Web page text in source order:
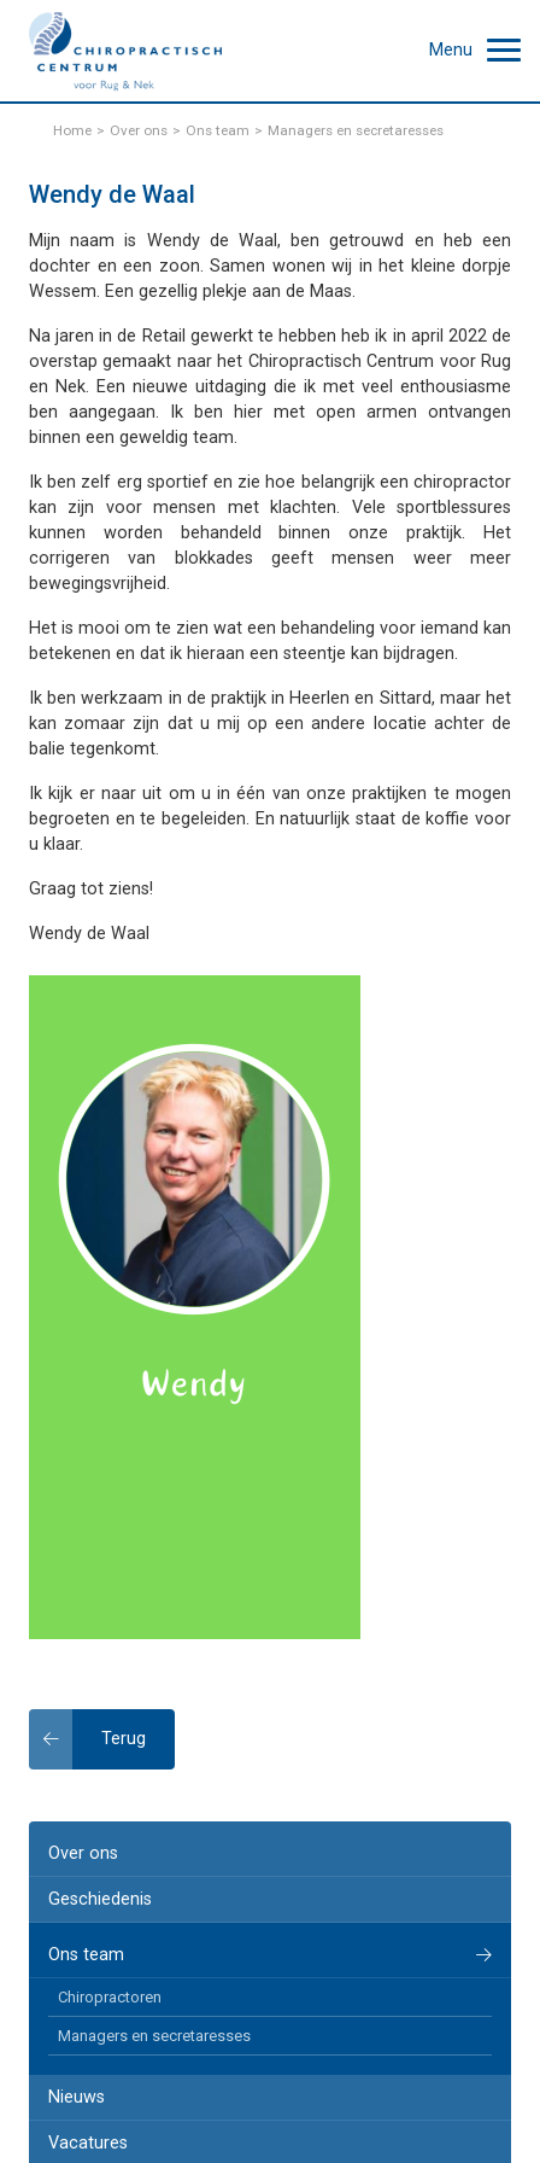
Menu
Home Over ons Ons team Managers en secretaresses
Over ons
Geschiedenis
Ons team
Chiropractoren
Managers en secretaresses
Nieuws
Vacatures
Wendy de Waal
Mijn naam is Wendy de Waal, ben getrouwd en heb een
dochter en een zoon. Samen wonen wij in het kleine dorpje
Wessem. Een gezellig plekje aan de Maas.
Na jaren in de Retail gewerkt te hebben heb ik in april 2022 de
overstap gemaakt naar het Chiropractisch Centrum voor Rug
en Nek. Een nieuwe uitdaging die ik met veel enthousiasme
ben aangegaan. Ik ben hier met open armen ontvangen
binnen een geweldig team.
Ik ben zelf erg sportief en zie hoe belangrijk een chiropractor
kan zijn voor mensen met klachten. Vele sportblessures
kunnen worden behandeld binnen onze praktijk. Het
corrigeren van blokkades geeft mensen weer meer
bewegingsvrijheid.
Het is mooi om te zien wat een behandeling voor iemand kan
betekenen en dat ik hieraan een steentje kan bijdragen.
Ik ben werkzaam in de praktijk in Heerlen en Sittard, maar het
kan zomaar zijn dat u mij op een andere locatie achter de
balie tegenkomt.
Ik kijk er naar uit om u in één van onze praktijken te mogen
begroeten en te begeleiden. En natuurlijk staat de koffie voor
u klaar.
Graag tot ziens!
Wendy de Waal
Terug